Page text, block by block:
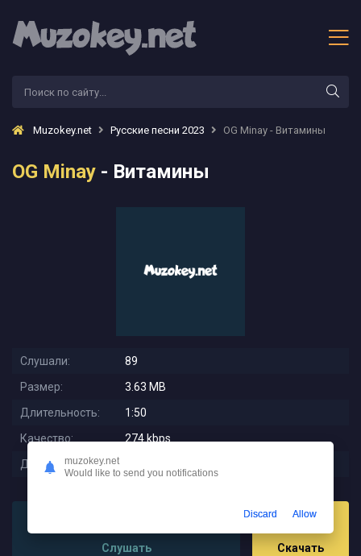
Muzokey.net Русские песни 2023 OG Minay - Витамины
OG Minay - Витамины
Слушали:
89
Размер:
3.63 MB
Длительность:
1:50
Качество:
274 kbps
Дата релиза:
Слушать Скачать
muzokey.net
Would like to send you notifications
Discard Allow